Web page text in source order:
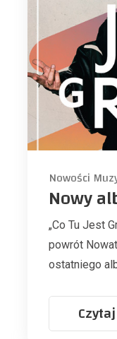
Nowości
Nowy
„Co Tu Jest
powrót
ostatniego